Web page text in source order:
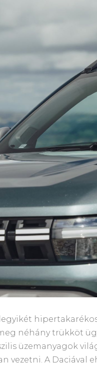
néhány trükköt
üzemanyagok
vezetni. A Daciával